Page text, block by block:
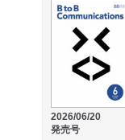
2026/06/20
発売号